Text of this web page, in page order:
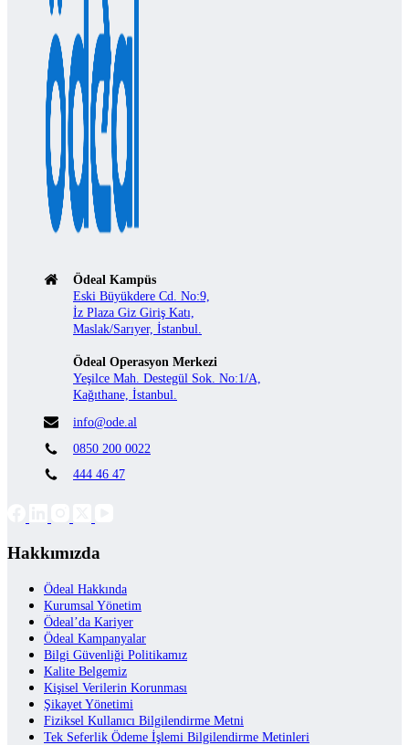
Ödeal Kampüs
Eski Büyükdere Cd. No:9,
İz Plaza Giz Giriş Katı,
Maslak/Sarıyer, İstanbul.
Ödeal Operasyon Merkezi
Yeşilce Mah. Destegül Sok. No:1/A,
Kağıthane, İstanbul.
info@ode.al
0850 200 0022
444 46 47
Hakkımızda
Ödeal Hakkında
Kurumsal Yönetim
Ödeal’da Kariyer
Ödeal Kampanyalar
Bilgi Güvenliği Politikamız
Kalite Belgemiz
Kişisel Verilerin Korunması
Şikayet Yönetimi
Fiziksel Kullanıcı Bilgilendirme Metni
Tek Seferlik Ödeme İşlemi Bilgilendirme Metinleri